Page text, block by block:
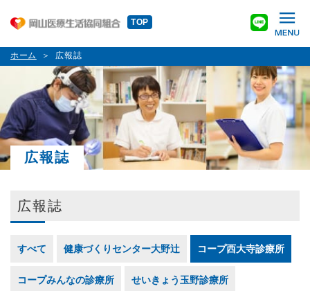
TOP
ホーム 広報誌
広報誌
広報誌
すべて 健康づくりセンター大野辻 コープ西大寺診療所
コープみんなの診療所 せいきょう玉野診療所